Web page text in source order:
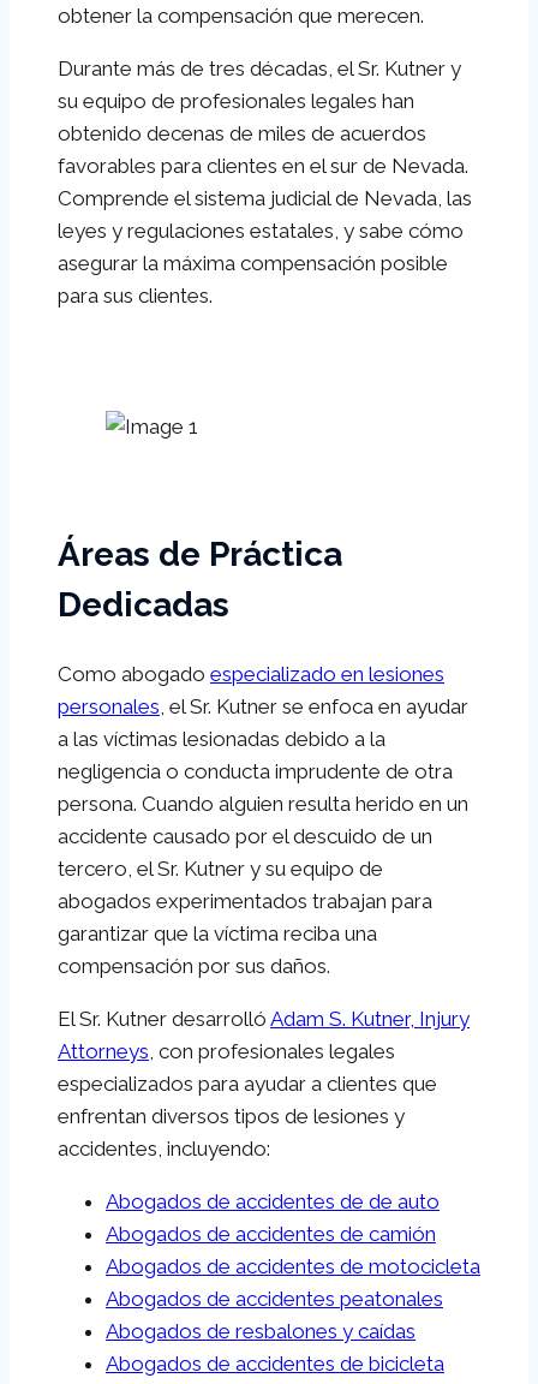
obtener la compensación que merecen.
Durante más de tres décadas, el Sr. Kutner y
su equipo de profesionales legales han
obtenido decenas de miles de acuerdos
favorables para clientes en el sur de Nevada.
Comprende el sistema judicial de Nevada, las
leyes y regulaciones estatales, y sabe cómo
asegurar la máxima compensación posible
para sus clientes.
Áreas de Práctica
Dedicadas
Como abogado especializado en lesiones
personales, el Sr. Kutner se enfoca en ayudar
a las víctimas lesionadas debido a la
negligencia o conducta imprudente de otra
persona. Cuando alguien resulta herido en un
accidente causado por el descuido de un
tercero, el Sr. Kutner y su equipo de
abogados experimentados trabajan para
garantizar que la víctima reciba una
compensación por sus daños.
El Sr. Kutner desarrolló Adam S. Kutner, Injury
Attorneys, con profesionales legales
especializados para ayudar a clientes que
enfrentan diversos tipos de lesiones y
accidentes, incluyendo:
Abogados de accidentes de de auto
Abogados de accidentes de camión
Abogados de accidentes de motocicleta
Abogados de accidentes peatonales
Abogados de resbalones y caídas
Abogados de accidentes de bicicleta